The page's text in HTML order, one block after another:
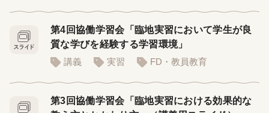
第4回協働学習会「臨地実習において学生が良
質な学びを経験する学習環境」
講義
実習 FD・教員教育
第3回協働学習会「臨地実習における効果的な